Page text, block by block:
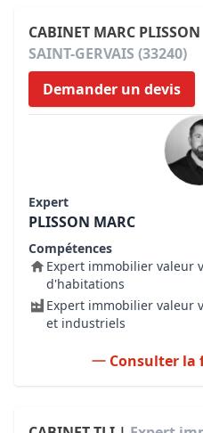
CABINET MARC
SAINT-GERVAIS (33240)
Demander un devis
Expert
PLISSON MARC
Compétences
Expert immobilier valeur
d'habitations
Expert immobilier valeur
et industriels
Consulter la